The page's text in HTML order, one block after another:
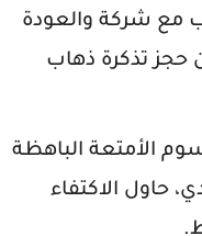
مع شركة والعودة
حجز تذكرة ذهاب
الأمتعة الباهظة
حاول الاكتفاء